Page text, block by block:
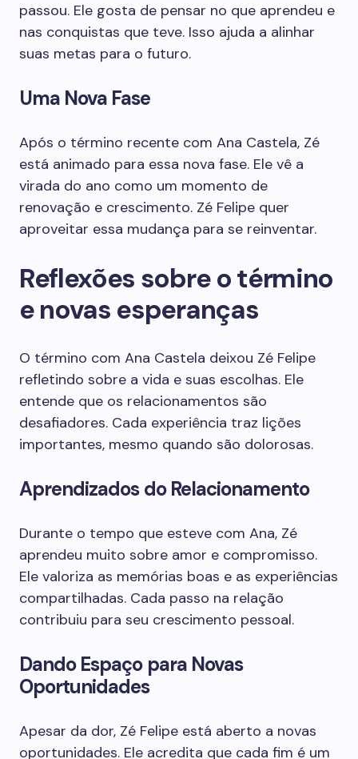
passou. Ele gosta de pensar no que aprendeu e
nas conquistas que teve. Isso ajuda a alinhar
suas metas para o futuro.
Uma Nova Fase
Após o término recente com Ana Castela, Zé
está animado para essa nova fase. Ele vê a
virada do ano como um momento de
renovação e crescimento. Zé Felipe quer
aproveitar essa mudança para se reinventar.
Reflexões sobre o término
e novas esperanças
O término com Ana Castela deixou Zé Felipe
refletindo sobre a vida e suas escolhas. Ele
entende que os relacionamentos são
desafiadores. Cada experiência traz lições
importantes, mesmo quando são dolorosas.
Aprendizados do Relacionamento
Durante o tempo que esteve com Ana, Zé
aprendeu muito sobre amor e compromisso.
Ele valoriza as memórias boas e as experiências
compartilhadas. Cada passo na relação
contribuiu para seu crescimento pessoal.
Dando Espaço para Novas
Oportunidades
Apesar da dor, Zé Felipe está aberto a novas
oportunidades. Ele acredita que cada fim é um